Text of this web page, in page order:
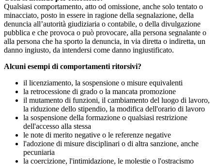
Qualsiasi comportamento, atto od omissione, anche solo tentato o
minacciato, posto in essere in ragione della segnalazione, della
denuncia all’autorità giudiziaria o contabile, o della divulgazione
pubblica e che provoca o può provocare, alla persona segnalante o
alla persona che ha sporto la denuncia, in via diretta o indiretta, un
danno ingiusto, da intendersi come danno ingiustificato.
Alcuni esempi di comportamenti ritorsivi?
il licenziamento, la sospensione o misure equivalenti
la retrocessione di grado o la mancata promozione
il mutamento di funzioni, il cambiamento del luogo di lavoro,
la riduzione dello stipendio, la modifica dell'orario di lavoro
la sospensione della formazione o qualsiasi restrizione
dell'accesso alla stessa
le note di merito negative o le referenze negative
l'adozione di misure disciplinari o di altra sanzione, anche
pecuniaria
la coercizione, l'intimidazione, le molestie o l'ostracismo